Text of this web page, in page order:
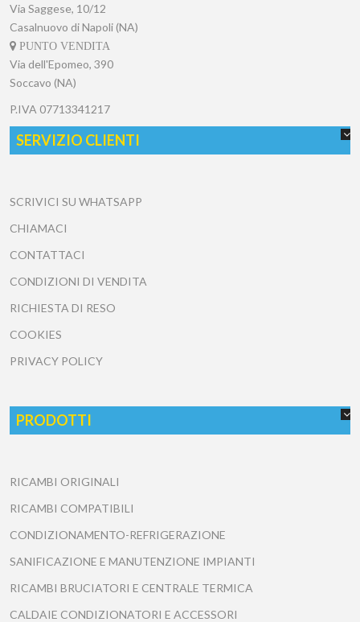
Via Saggese, 10/12
Casalnuovo di Napoli (NA)
PUNTO VENDITA
Via dell'Epomeo, 390
Soccavo (NA)
P.IVA 07713341217
SERVIZIO CLIENTI
SCRIVICI SU WHATSAPP
CHIAMACI
CONTATTACI
CONDIZIONI DI VENDITA
RICHIESTA DI RESO
COOKIES
PRIVACY POLICY
PRODOTTI
RICAMBI ORIGINALI
RICAMBI COMPATIBILI
CONDIZIONAMENTO-REFRIGERAZIONE
SANIFICAZIONE E MANUTENZIONE IMPIANTI
RICAMBI BRUCIATORI E CENTRALE TERMICA
CALDAIE CONDIZIONATORI E ACCESSORI